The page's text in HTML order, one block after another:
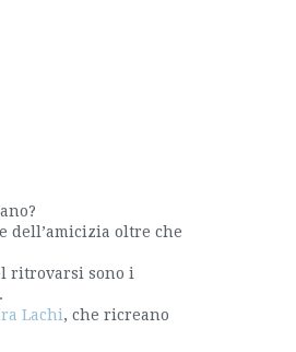
dell’amicizia oltre che
ritrovarsi sono i
Lachi, che ricreano